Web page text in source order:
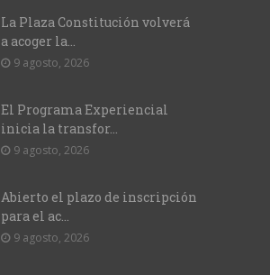
La Plaza Constitución volverá
a acoger la...
9 agosto, 2026
El Programa Experiencial
inicia la transfor...
9 agosto, 2026
Abierto el plazo de inscripción
para el ac...
9 agosto, 2026